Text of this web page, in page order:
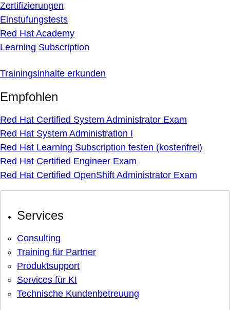
Zertifizierungen
Einstufungstests
Red Hat Academy
Learning Subscription
Trainingsinhalte erkunden
Empfohlen
Red Hat Certified System Administrator Exam
Red Hat System Administration I
Red Hat Learning Subscription testen (kostenfrei)
Red Hat Certified Engineer Exam
Red Hat Certified OpenShift Administrator Exam
Services
Consulting
Training für Partner
Produktsupport
Services für KI
Technische Kundenbetreuung